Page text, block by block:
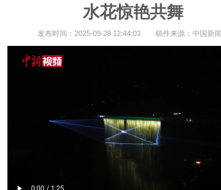
水花惊艳共舞
发布时间：2025-09-28 12:44:03 稿件来源：中国新